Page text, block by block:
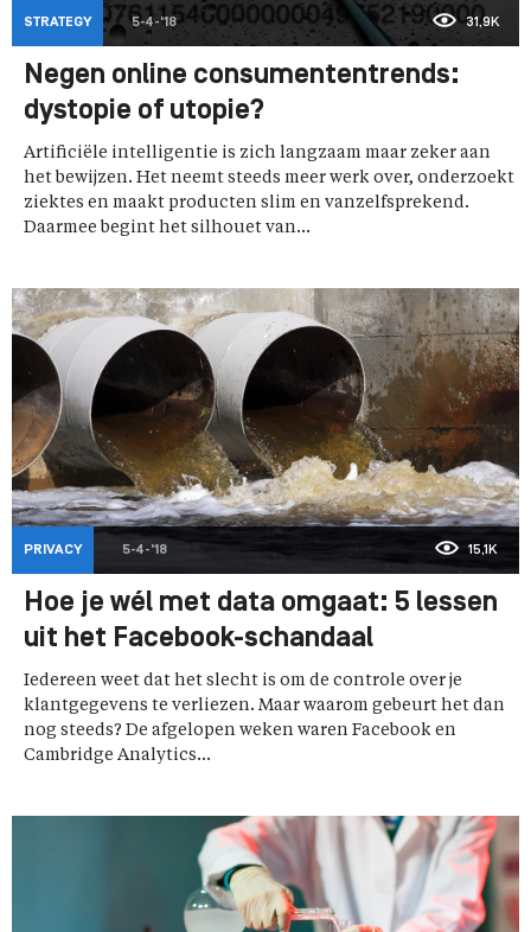
STRATEGY 5-4-'18 31,9K
Negen online consumententrends:
dystopie of utopie?
Artificiële intelligentie is zich langzaam maar zeker aan
het bewijzen. Het neemt steeds meer werk over, onderzoekt
ziektes en maakt producten slim en vanzelfsprekend.
Daarmee begint het silhouet van...
PRIVACY 5-4-'18 15,1K
Hoe je wél met data omgaat: 5 lessen
uit het Facebook-schandaal
Iedereen weet dat het slecht is om de controle over je
klantgegevens te verliezen. Maar waarom gebeurt het dan
nog steeds? De afgelopen weken waren Facebook en
Cambridge Analytics...